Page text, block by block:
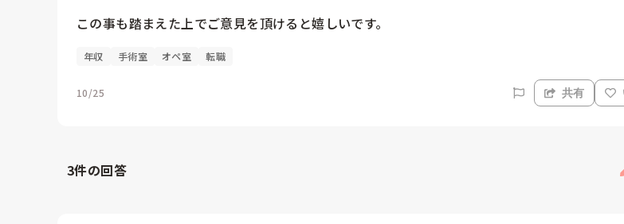
この事も踏まえた上でご意見を頂けると嬉しいです。
年収 手術室 オペ室 転職
10/25 共有
3件の回答